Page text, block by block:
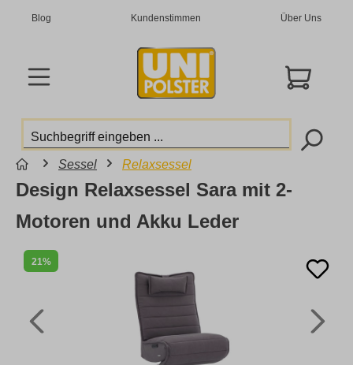
Blog Kundenstimmen Über Uns
Sessel Relaxsessel
21%
Design Relaxsessel Sara mit 2-
Motoren und Akku Leder